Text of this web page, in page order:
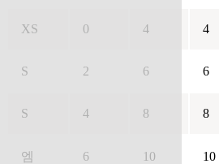
XS 0 4 4
S 2 6 6
S 4 8 8
엠 6 10 10